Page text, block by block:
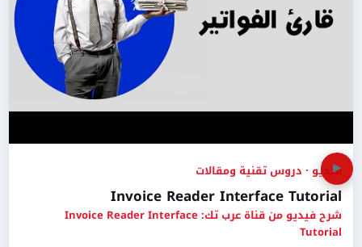
▶
فيديو · دروس تقنية ومقالات
Invoice Reader Interface Tutorial
شرح فيديو من قناة عرب تك: Invoice Reader Interface
Tutorial